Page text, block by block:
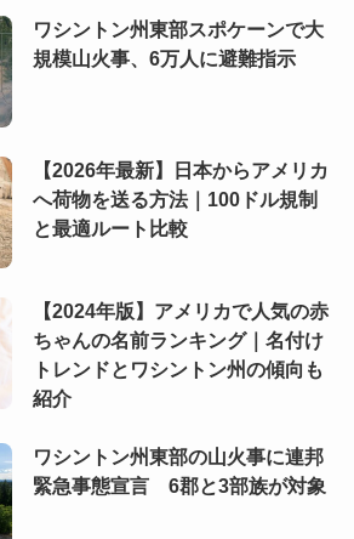
ワシントン州東部スポケーンで大
規模山火事、6万人に避難指示
【2026年最新】日本からアメリカ
へ荷物を送る方法｜100ドル規制
と最適ルート比較
【2024年版】アメリカで人気の赤
ちゃんの名前ランキング｜名付け
トレンドとワシントン州の傾向も
紹介
ワシントン州東部の山火事に連邦
緊急事態宣言 6郡と3部族が対象